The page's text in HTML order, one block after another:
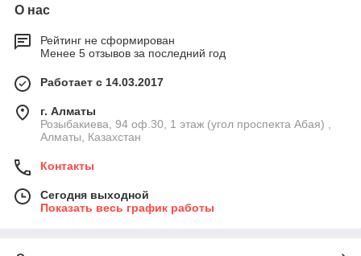
О нас
Рейтинг не сформирован
Менее 5 отзывов за последний год
Работает с 14.03.2017
г. Алматы
Розыбакиева, 94 оф.30, 1 этаж (угол проспекта Абая) ,
Алматы, Казахстан
Контакты
Сегодня выходной
Показать весь график работы